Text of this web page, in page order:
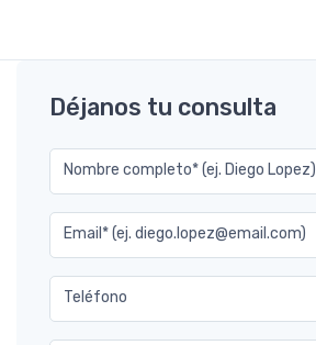
Déjanos tu consulta
Nombre completo* (ej. Diego Lopez)
Email* (ej. diego.lopez@email.com)
Teléfono